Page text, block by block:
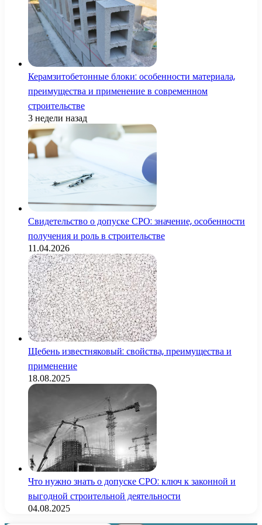
Керамзитобетонные блоки: особенности материала,
преимущества и применение в современном
строительстве
3 недели назад
Свидетельство о допуске СРО: значение, особенности
получения и роль в строительстве
11.04.2026
Щебень известняковый: свойства, преимущества и
применение
18.08.2025
Что нужно знать о допуске СРО: ключ к законной и
выгодной строительной деятельности
04.08.2025